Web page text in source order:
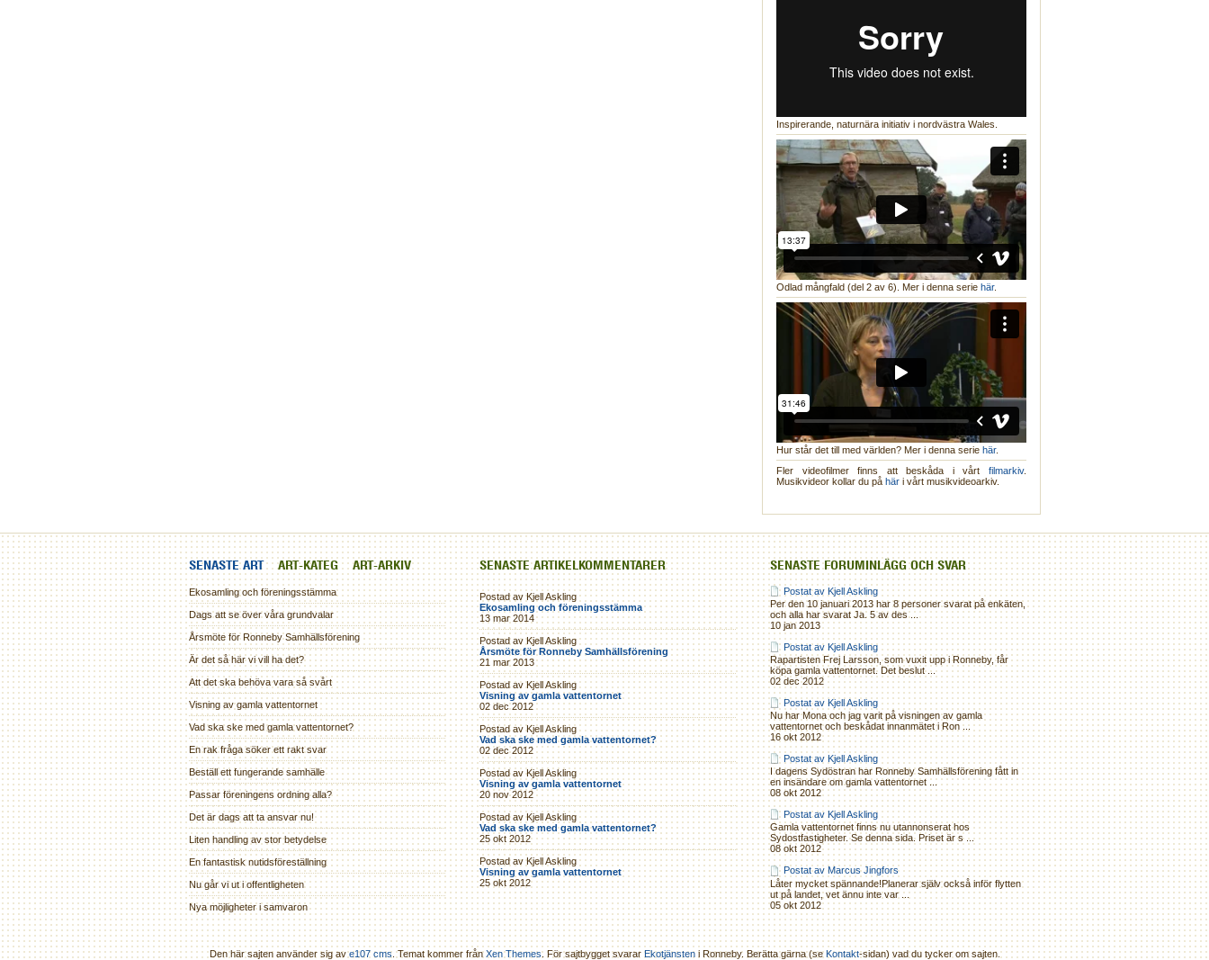
Inspirerande, naturnära initiativ i nordvästra Wales.
Odlad mångfald (del 2 av 6). Mer i denna serie här.
Hur står det till med världen? Mer i denna serie här.
Fler videofilmer finns att beskåda i vårt filmarkiv.
Musikvideor kollar du på här i vårt musikvideoarkiv.
SENASTE ART ART-KATEG ART-ARKIV
Ekosamling och föreningsstämma
Dags att se över våra grundvalar
Årsmöte för Ronneby Samhällsförening
Är det så här vi vill ha det?
Att det ska behöva vara så svårt
Visning av gamla vattentornet
Vad ska ske med gamla vattentornet?
En rak fråga söker ett rakt svar
Beställ ett fungerande samhälle
Passar föreningens ordning alla?
Det är dags att ta ansvar nu!
Liten handling av stor betydelse
En fantastisk nutidsföreställning
Nu går vi ut i offentligheten
Nya möjligheter i samvaron
SENASTE ARTIKELKOMMENTARER
Postad av Kjell Askling
Ekosamling och föreningsstämma
13 mar 2014
Postad av Kjell Askling
Årsmöte för Ronneby Samhällsförening
21 mar 2013
Postad av Kjell Askling
Visning av gamla vattentornet
02 dec 2012
Postad av Kjell Askling
Vad ska ske med gamla vattentornet?
02 dec 2012
Postad av Kjell Askling
Visning av gamla vattentornet
20 nov 2012
Postad av Kjell Askling
Vad ska ske med gamla vattentornet?
25 okt 2012
Postad av Kjell Askling
Visning av gamla vattentornet
25 okt 2012
SENASTE FORUMINLÄGG OCH SVAR
Postat av Kjell Askling
Per den 10 januari 2013 har 8 personer svarat på enkäten,
och alla har svarat Ja. 5 av des ...
10 jan 2013
Postat av Kjell Askling
Rapartisten Frej Larsson, som vuxit upp i Ronneby, får
köpa gamla vattentornet. Det beslut ...
02 dec 2012
Postat av Kjell Askling
Nu har Mona och jag varit på visningen av gamla
vattentornet och beskådat innanmätet i Ron ...
16 okt 2012
Postat av Kjell Askling
I dagens Sydöstran har Ronneby Samhällsförening fått in
en insändare om gamla vattentornet ...
08 okt 2012
Postat av Kjell Askling
Gamla vattentornet finns nu utannonserat hos
Sydostfastigheter. Se denna sida. Priset är s ...
08 okt 2012
Postat av Marcus Jingfors
Låter mycket spännande!Planerar själv också inför flytten
ut på landet, vet ännu inte var ...
05 okt 2012
Den här sajten använder sig ave107 cms. Temat kommer frånXen Themes. För sajtbygget svarar Ekotjänsteni Ronneby. Berätta gärna (se Kontakt-sidan) vad du tycker om sajten.